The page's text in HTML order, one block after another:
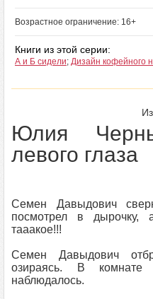
Возрастное ограничение: 16+
Книги из этой серии:
А и Б сидели; Дизайн кофейного
Юлия
левого глаза
Семен Давыдович
посмотрел в дырочку,
тааакое!!!
Семен Давыдович
озираясь. В комнате
наблюдалось.